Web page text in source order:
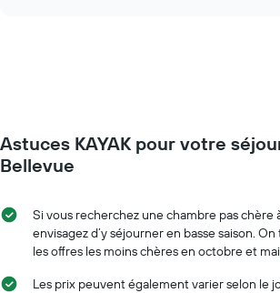
le
prix
moyen
chambre
la
date
Sur
le
graphique,
axe
Astuces KAYAK pour votre
Bellevue
Si vous recherchez une chambre pas chère
envisagez d’y séjourner en basse saison.
les offres les moins chères en octobre et
Les prix peuvent également varier selon le